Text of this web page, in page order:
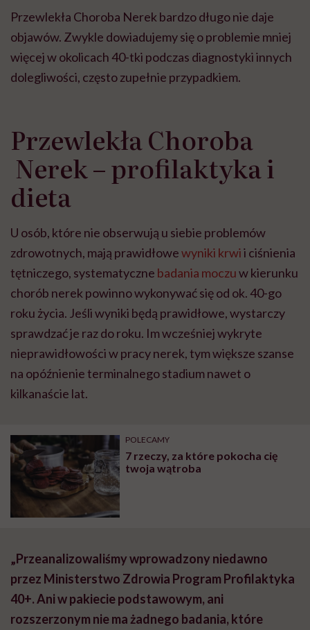
Przewlekła Choroba Nerek bardzo długo nie daje
objawów. Zwykle dowiadujemy się o problemie mniej
więcej w okolicach 40-tki podczas diagnostyki innych
dolegliwości, często zupełnie przypadkiem.
Przewlekła Choroba
Nerek – profilaktyka i
dieta
U osób, które nie obserwują u siebie problemów
zdrowotnych, mają prawidłowewyniki krwii ciśnienia
tętniczego, systematyczne badania moczuw kierunku
chorób nerek powinno wykonywać się od ok. 40-go
roku życia. Jeśli wyniki będą prawidłowe, wystarczy
sprawdzać je raz do roku. Im wcześniej wykryte
nieprawidłowości w pracy nerek, tym większe szanse
na opóźnienie terminalnego stadium nawet o
kilkanaście lat.
POLECAMY
7 rzeczy, za które pokocha cię
twoja wątroba
„Przeanalizowaliśmy wprowadzony niedawno
przez Ministerstwo Zdrowia Program Profilaktyka
40+. Ani w pakiecie podstawowym, ani
rozszerzonym nie ma żadnego badania, które